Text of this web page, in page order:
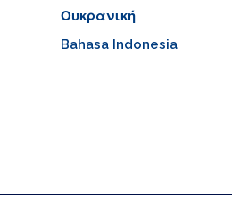
Ουκρανική
Bahasa Indonesia